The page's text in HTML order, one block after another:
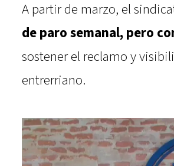
A partir de marzo, el
de paro semanal, pero
sostener el reclamo y
entrerriano.